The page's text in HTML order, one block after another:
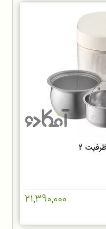
پلوپز سنکور مدل SRM2000 ظرفیت ۲
21,390,000